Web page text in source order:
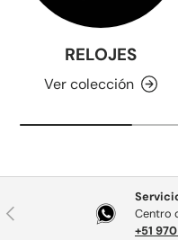
RELOJES
Ver colección
Anterior
Centro
+51